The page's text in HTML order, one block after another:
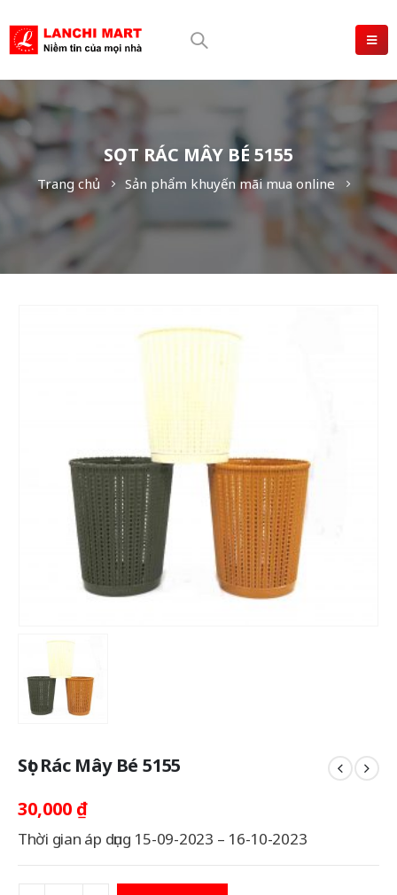
SỌT RÁC MÂY BÉ 5155
Trang chủ Sản phẩm khuyến mãi mua online
Sọt Rác Mây Bé 5155
30,000 ₫
Thời gian áp dụng 15-09-2023 – 16-10-2023